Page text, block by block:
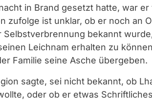
in Brand gesetzt hatte, war
zufolge ist unklar, ob er noch an
bekannt
Leichnam erhalten zu
Familie seine Asche übergeben.
sagte, sei nicht bekannt, ob
oder ob er etwas